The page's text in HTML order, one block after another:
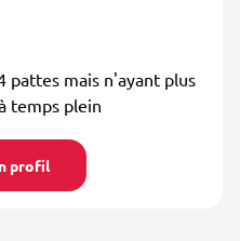
pattes mais n'ayant plus
temps plein
profil